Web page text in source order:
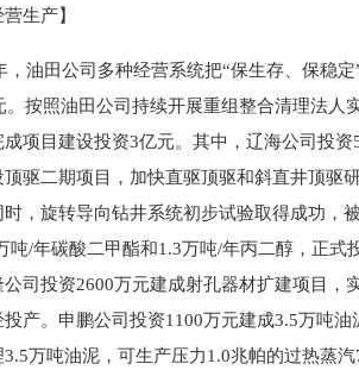
营生产】
油田公司多种经营系统把“保生存、保稳
。按照油田公司持续开展重组整合清理法
成项目建设投资3亿元。其中，辽海公司投
顶驱二期项目，加快直驱顶驱和斜直井顶驱
时，旋转导向钻井系统初步试验取得成功，
吨/年碳酸二甲酯和1.3万吨/年丙二醇，正
公司投资2600万元建成射孔器材扩建项目
投产。申鹏公司投资1100万元建成3.5万吨
3.5万吨油泥，可生产压力1.0兆帕的过热蒸